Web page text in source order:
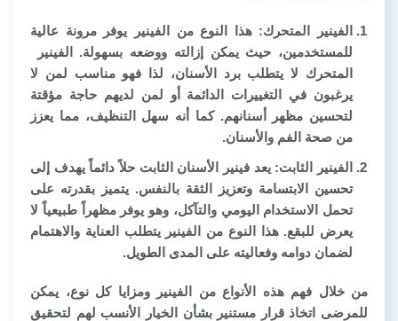
الفينير المتحرك: هذا النوع من الفينير يوفر مرونة عالية
للمستخدمين، حيث يمكن إزالته ووضعه بسهولة. الفينير
المتحرك لا يتطلب برد الأسنان، لذا فهو مناسب لمن لا
يرغبون في التغييرات الدائمة أو لمن لديهم حاجة مؤقتة
لتحسين مظهر أسنانهم. كما أنه سهل التنظيف، مما يعزز
من صحة الفم والأسنان.
الفينير الثابت: يعد فينير الأسنان الثابت حلاً دائماً يهدف إلى
تحسين الابتسامة وتعزيز الثقة بالنفس. يتميز بقدرته على
تحمل الاستخدام اليومي والتآكل، وهو يوفر مظهراً طبيعياً لا
يعرض للبقع. هذا النوع من الفينير يتطلب العناية والاهتمام
لضمان دوامه وفعاليته على المدى الطويل.
من خلال فهم هذه الأنواع من الفينير ومزايا كل نوع، يمكن
للمرضى اتخاذ قرار مستنير بشأن الخيار الأنسب لهم لتحقيق